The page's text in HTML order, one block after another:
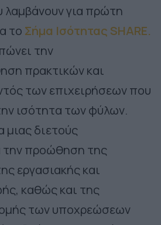
λαμβάνουν για πρώτη
το Σήμα Ισότητας SHARE.
την
πρακτικών και
των επιχειρήσεων που
ισότητα των φύλων.
μιας διετούς
την προώθηση της
εργασιακής και
καθώς και της
των υποχρεώσεων